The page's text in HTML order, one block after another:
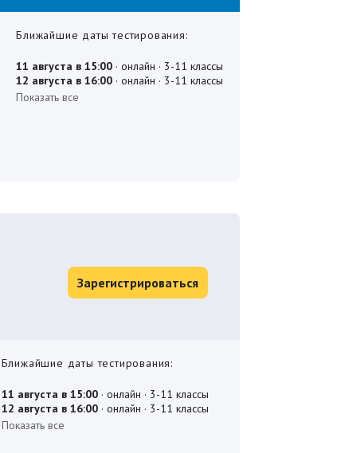
Ближайшие даты тестирования:
Зарегистрироваться
Ближайшие даты тестирования: